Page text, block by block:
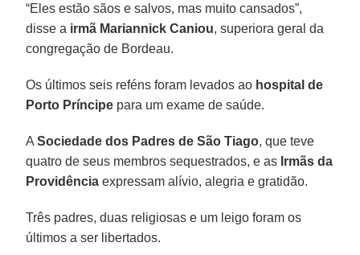
“Eles estão sãos e salvos, mas muito cansados”,
disse a irmã Mariannick Caniou, superiora geral da
congregação de Bordeau.
Os últimos seis reféns foram levados ao hospital de
Porto Príncipe para um exame de saúde.
ASociedade dos Padres de São Tiago, que teve
quatro de seus membros sequestrados, e as Irmãs da
Providência expressam alívio, alegria e gratidão.
Três padres, duas religiosas e um leigo foram os
últimos a ser libertados.